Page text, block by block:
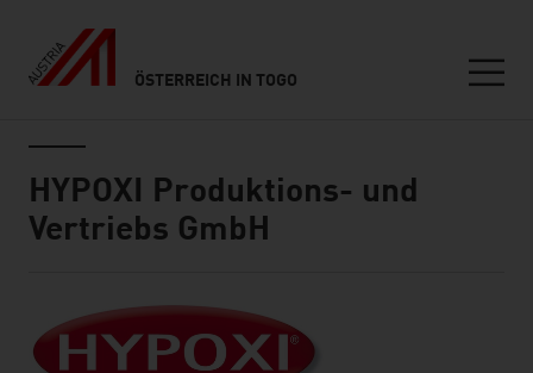
ÖSTERREICH IN TOGO
HYPOXI Produktions- und
Vertriebs GmbH